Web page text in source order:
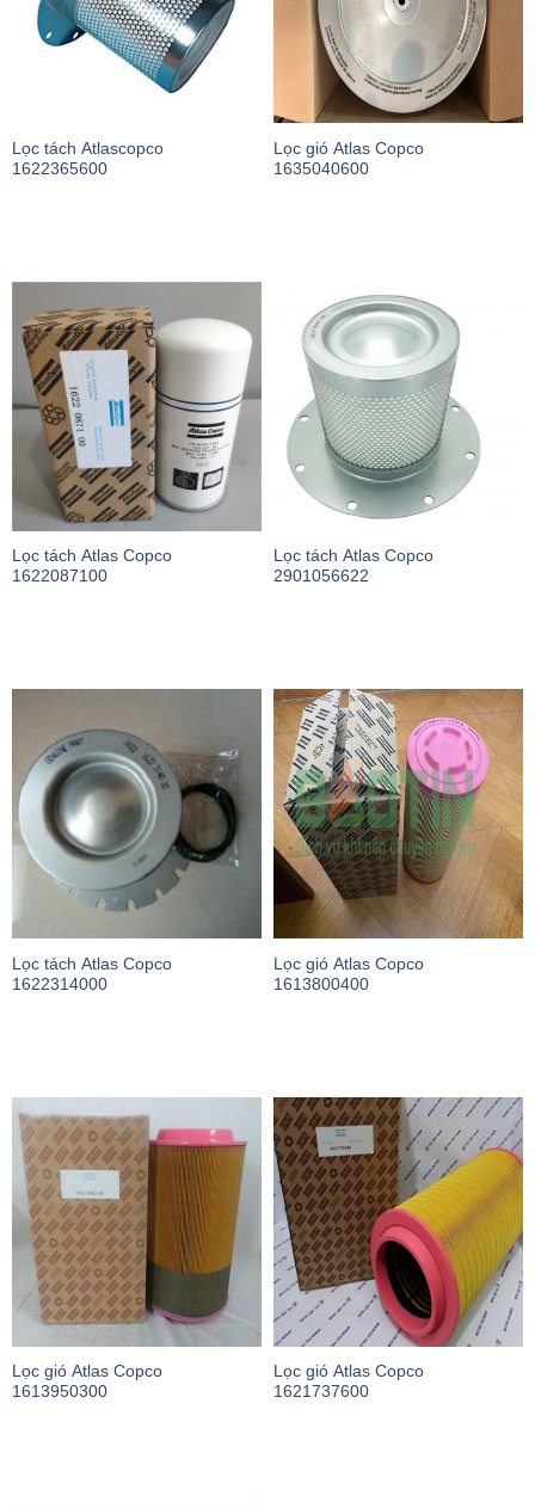
Lọc tách Atlascopco
1622365600
Lọc gió Atlas Copco
1635040600
Lọc tách Atlas Copco
1622087100
Lọc tách Atlas Copco
2901056622
Lọc tách Atlas Copco
1622314000
Lọc gió Atlas Copco
1613800400
Lọc gió Atlas Copco
1613950300
Lọc gió Atlas Copco
1621737600